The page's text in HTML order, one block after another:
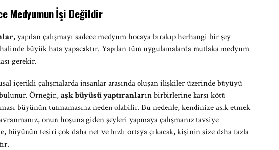
Medyumun İşi Değildir
, yapılan çalışmayı sadece medyum hocaya bırakıp herhangi bir şey
büyük hata yapacaktır. Yapılan tüm uygulamalarda mutlaka medyum
gerekir.
içerikli çalışmalarda insanlar arasında oluşan ilişkiler üzerinde büyüyü
Örneğin,aşk büyüsü yaptıranların birbirlerine karşı kötü
büyünün tutmamasına neden olabilir. Bu nedenle, kendinize aşık etmek
onun hoşuna giden şeyleri yapmaya çalışmanız tavsiye
büyünün tesiri çok daha net ve hızlı ortaya çıkacak, kişinin size daha fazla